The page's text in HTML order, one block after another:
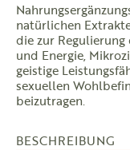
natürlichen
die zur
und Energie,
geistige
sexuellen
beizutragen.
BESCHREIBUNG